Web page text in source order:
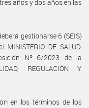
años y dos años en las
gestionarse 6 (SEIS)
DE SALUD,
Nº 6/2023 de la
REGULACIÓN Y
en los términos de los